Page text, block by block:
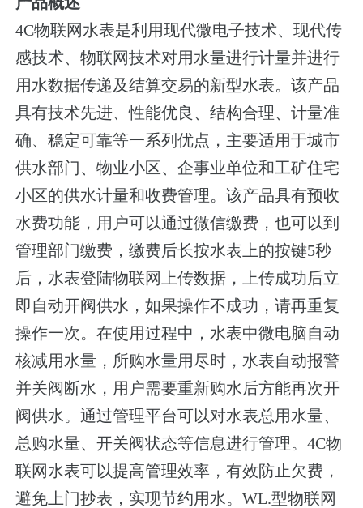
4C物联网水表是利用现代微电子技术、现代传
感技术、物联网技术对用水量进行计量并进行
用水数据传递及结算交易的新型水表。该产品
具有技术先进、性能优良、结构合理、计量准
确、稳定可靠等一系列优点，主要适用于城市
供水部门、物业小区、企事业单位和工矿住宅
小区的供水计量和收费管理。该产品具有预收
水费功能，用户可以通过微信缴费，也可以到
管理部门缴费，缴费后长按水表上的按键5秒
后，水表登陆物联网上传数据，上传成功后立
即自动开阀供水，如果操作不成功，请再重复
操作一次。在使用过程中，水表中微电脑自动
核减用水量，所购水量用尽时，水表自动报警
并关阀断水，用户需要重新购水后方能再次开
阀供水。通过管理平台可以对水表总用水量、
总购水量、开关阀状态等信息进行管理。4C物
联网水表可以提高管理效率，有效防止欠费，
避免上门抄表，实现节约用水。WL.型物联网